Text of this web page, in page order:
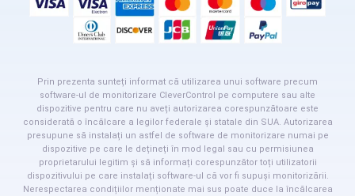
Prin prezenta sunteți informat că utilizarea unui software precum
software-ul de monitorizare CleverControl pe computere sau alte
dispozitive pentru care nu aveți autorizarea corespunzătoare este
considerată o încălcare a legilor federale și statale din SUA. Autorizarea
presupune să instalați un astfel de software de monitorizare numai pe
dispozitive pe care le dețineți în mod legal sau cu permisiunea
proprietarului legitim și să informați corespunzător toți utilizatorii
dispozitivului pe care instalați software-ul că vor fi supuși monitorizării.
Nerespectarea condițiilor menționate mai sus poate duce la încălcarea